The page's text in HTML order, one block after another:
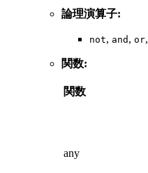
論理演算子:
not, and , or,
関数:
関数
any